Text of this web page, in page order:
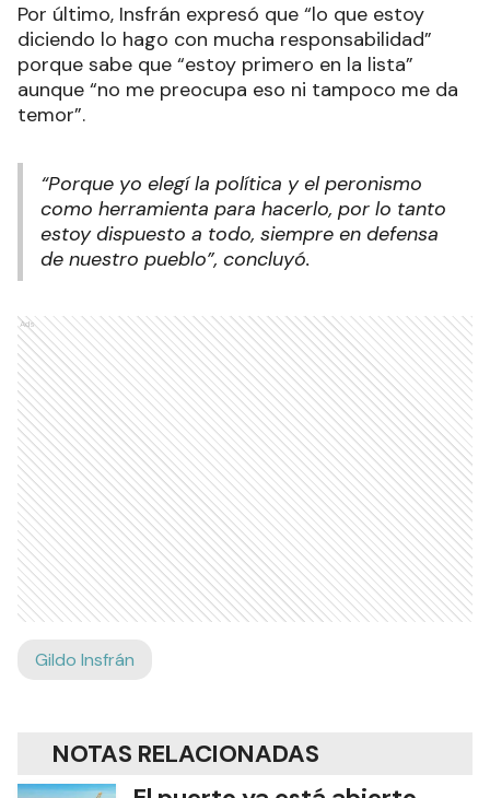
Por último, Insfrán expresó que “lo que estoy
diciendo lo hago con mucha responsabilidad”
porque sabe que “estoy primero en la lista”
aunque “no me preocupa eso ni tampoco me da
temor”.
“Porque yo elegí la política y el peronismo
como herramienta para hacerlo, por lo tanto
estoy dispuesto a todo, siempre en defensa
de nuestro pueblo”, concluyó.
Ads
Gildo Insfrán
NOTAS RELACIONADAS